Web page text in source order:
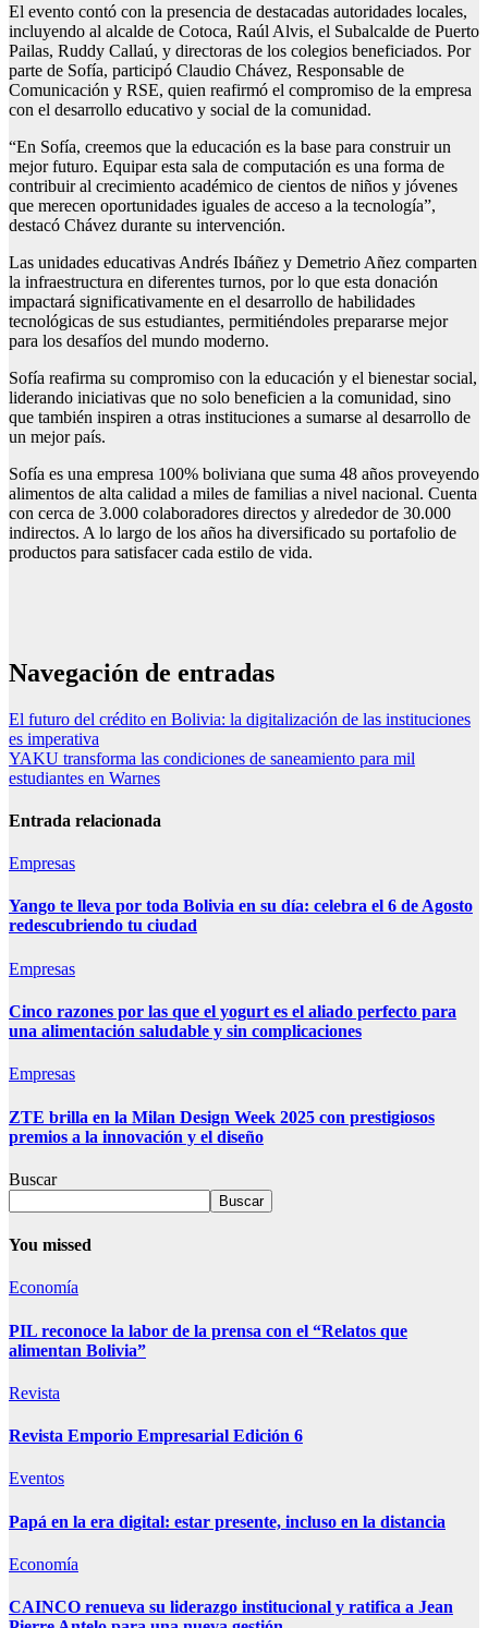
El evento contó con la presencia de destacadas autoridades locales,
incluyendo al alcalde de Cotoca, Raúl Alvis, el Subalcalde de Puerto
Pailas, Ruddy Callaú, y directoras de los colegios beneficiados. Por
parte de Sofía, participó Claudio Chávez, Responsable de
Comunicación y RSE, quien reafirmó el compromiso de la empresa
con el desarrollo educativo y social de la comunidad.
“En Sofía, creemos que la educación es la base para construir un
mejor futuro. Equipar esta sala de computación es una forma de
contribuir al crecimiento académico de cientos de niños y jóvenes
que merecen oportunidades iguales de acceso a la tecnología”,
destacó Chávez durante su intervención.
Las unidades educativas Andrés Ibáñez y Demetrio Añez comparten
la infraestructura en diferentes turnos, por lo que esta donación
impactará significativamente en el desarrollo de habilidades
tecnológicas de sus estudiantes, permitiéndoles prepararse mejor
para los desafíos del mundo moderno.
Sofía reafirma su compromiso con la educación y el bienestar social,
liderando iniciativas que no solo beneficien a la comunidad, sino
que también inspiren a otras instituciones a sumarse al desarrollo de
un mejor país.
Sofía es una empresa 100% boliviana que suma 48 años proveyendo
alimentos de alta calidad a miles de familias a nivel nacional. Cuenta
con cerca de 3.000 colaboradores directos y alrededor de 30.000
indirectos. A lo largo de los años ha diversificado su portafolio de
productos para satisfacer cada estilo de vida.
Navegación de entradas
El futuro del crédito en Bolivia: la digitalización de las instituciones
es imperativa
YAKU transforma las condiciones de saneamiento para mil
estudiantes en Warnes
Entrada relacionada
Empresas
Yango te lleva por toda Bolivia en su día: celebra el 6 de Agosto
redescubriendo tu ciudad
Empresas
Cinco razones por las que el yogurt es el aliado perfecto para
una alimentación saludable y sin complicaciones
Empresas
ZTE brilla en la Milan Design Week 2025 con prestigiosos
premios a la innovación y el diseño
Buscar
Buscar
You missed
Economía
PIL reconoce la labor de la prensa con el “Relatos que
alimentan Bolivia”
Revista
Revista Emporio Empresarial Edición 6
Eventos
Papá en la era digital: estar presente, incluso en la distancia
Economía
CAINCO renueva su liderazgo institucional y ratifica a Jean